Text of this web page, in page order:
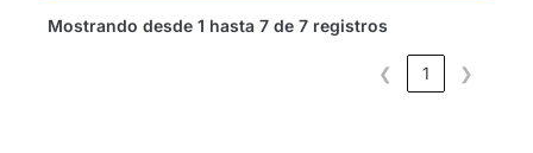
Mostrando desde 1 hasta 7 de 7 registros
❮ 1 ❯